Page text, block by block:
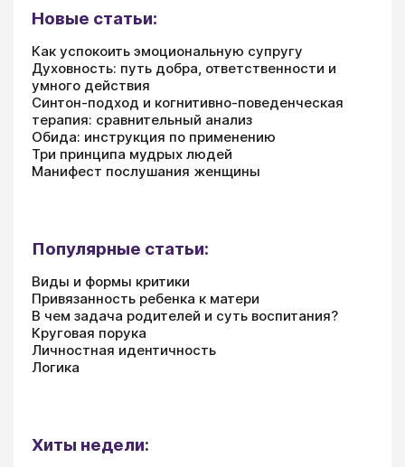
Новые статьи:
Как успокоить эмоциональную супругу
Духовность: путь добра, ответственности и
умного действия
Синтон-подход и когнитивно-поведенческая
терапия: сравнительный анализ
Обида: инструкция по применению
Три принципа мудрых людей
Манифест послушания женщины
Популярные статьи:
Виды и формы критики
Привязанность ребенка к матери
В чем задача родителей и суть воспитания?
Круговая порука
Личностная идентичность
Логика
Хиты недели: